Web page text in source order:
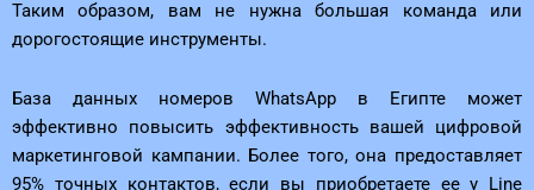
Таким образом, вам не нужна большая команда или
дорогостоящие инструменты.
База данных номеров WhatsApp в Египте может
эффективно повысить эффективность вашей цифровой
маркетинговой кампании. Более того, она предоставляет
95% точных контактов, если вы приобретаете ее у Line